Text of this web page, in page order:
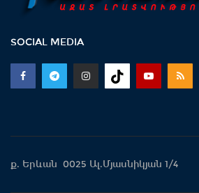
SOCIAL MEDIA
ք. Երևան 0025 Ալ.Մյասնիկյան 1/4